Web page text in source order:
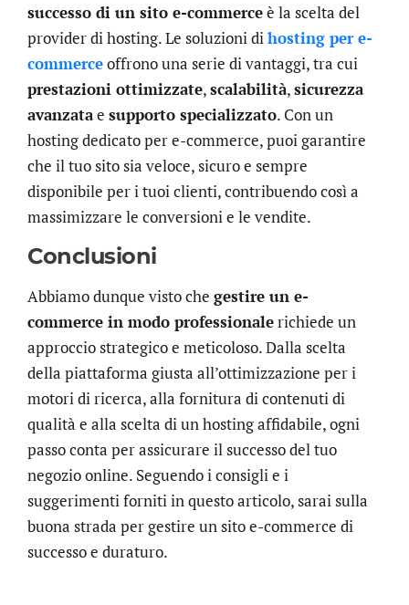
successo di un sito e-commerceè la scelta del
provider di hosting. Le soluzioni dihosting per e-
commerceoffrono una serie di vantaggi, tra cui
prestazioni ottimizzate,scalabilità,sicurezza
avanzatae supporto specializzato. Con un
hosting dedicato per e-commerce, puoi garantire
che il tuo sito sia veloce, sicuro e sempre
disponibile per i tuoi clienti, contribuendo così a
massimizzare le conversioni e le vendite.
Conclusioni
Abbiamo dunque visto che gestire un e-
commerce in modo professionalerichiede un
approccio strategico e meticoloso. Dalla scelta
della piattaforma giusta all’ottimizzazione per i
motori di ricerca, alla fornitura di contenuti di
qualità e alla scelta di un hosting affidabile, ogni
passo conta per assicurare il successo del tuo
negozio online. Seguendo i consigli e i
suggerimenti forniti in questo articolo, sarai sulla
buona strada per gestire un sito e-commerce di
successo e duraturo.
.online